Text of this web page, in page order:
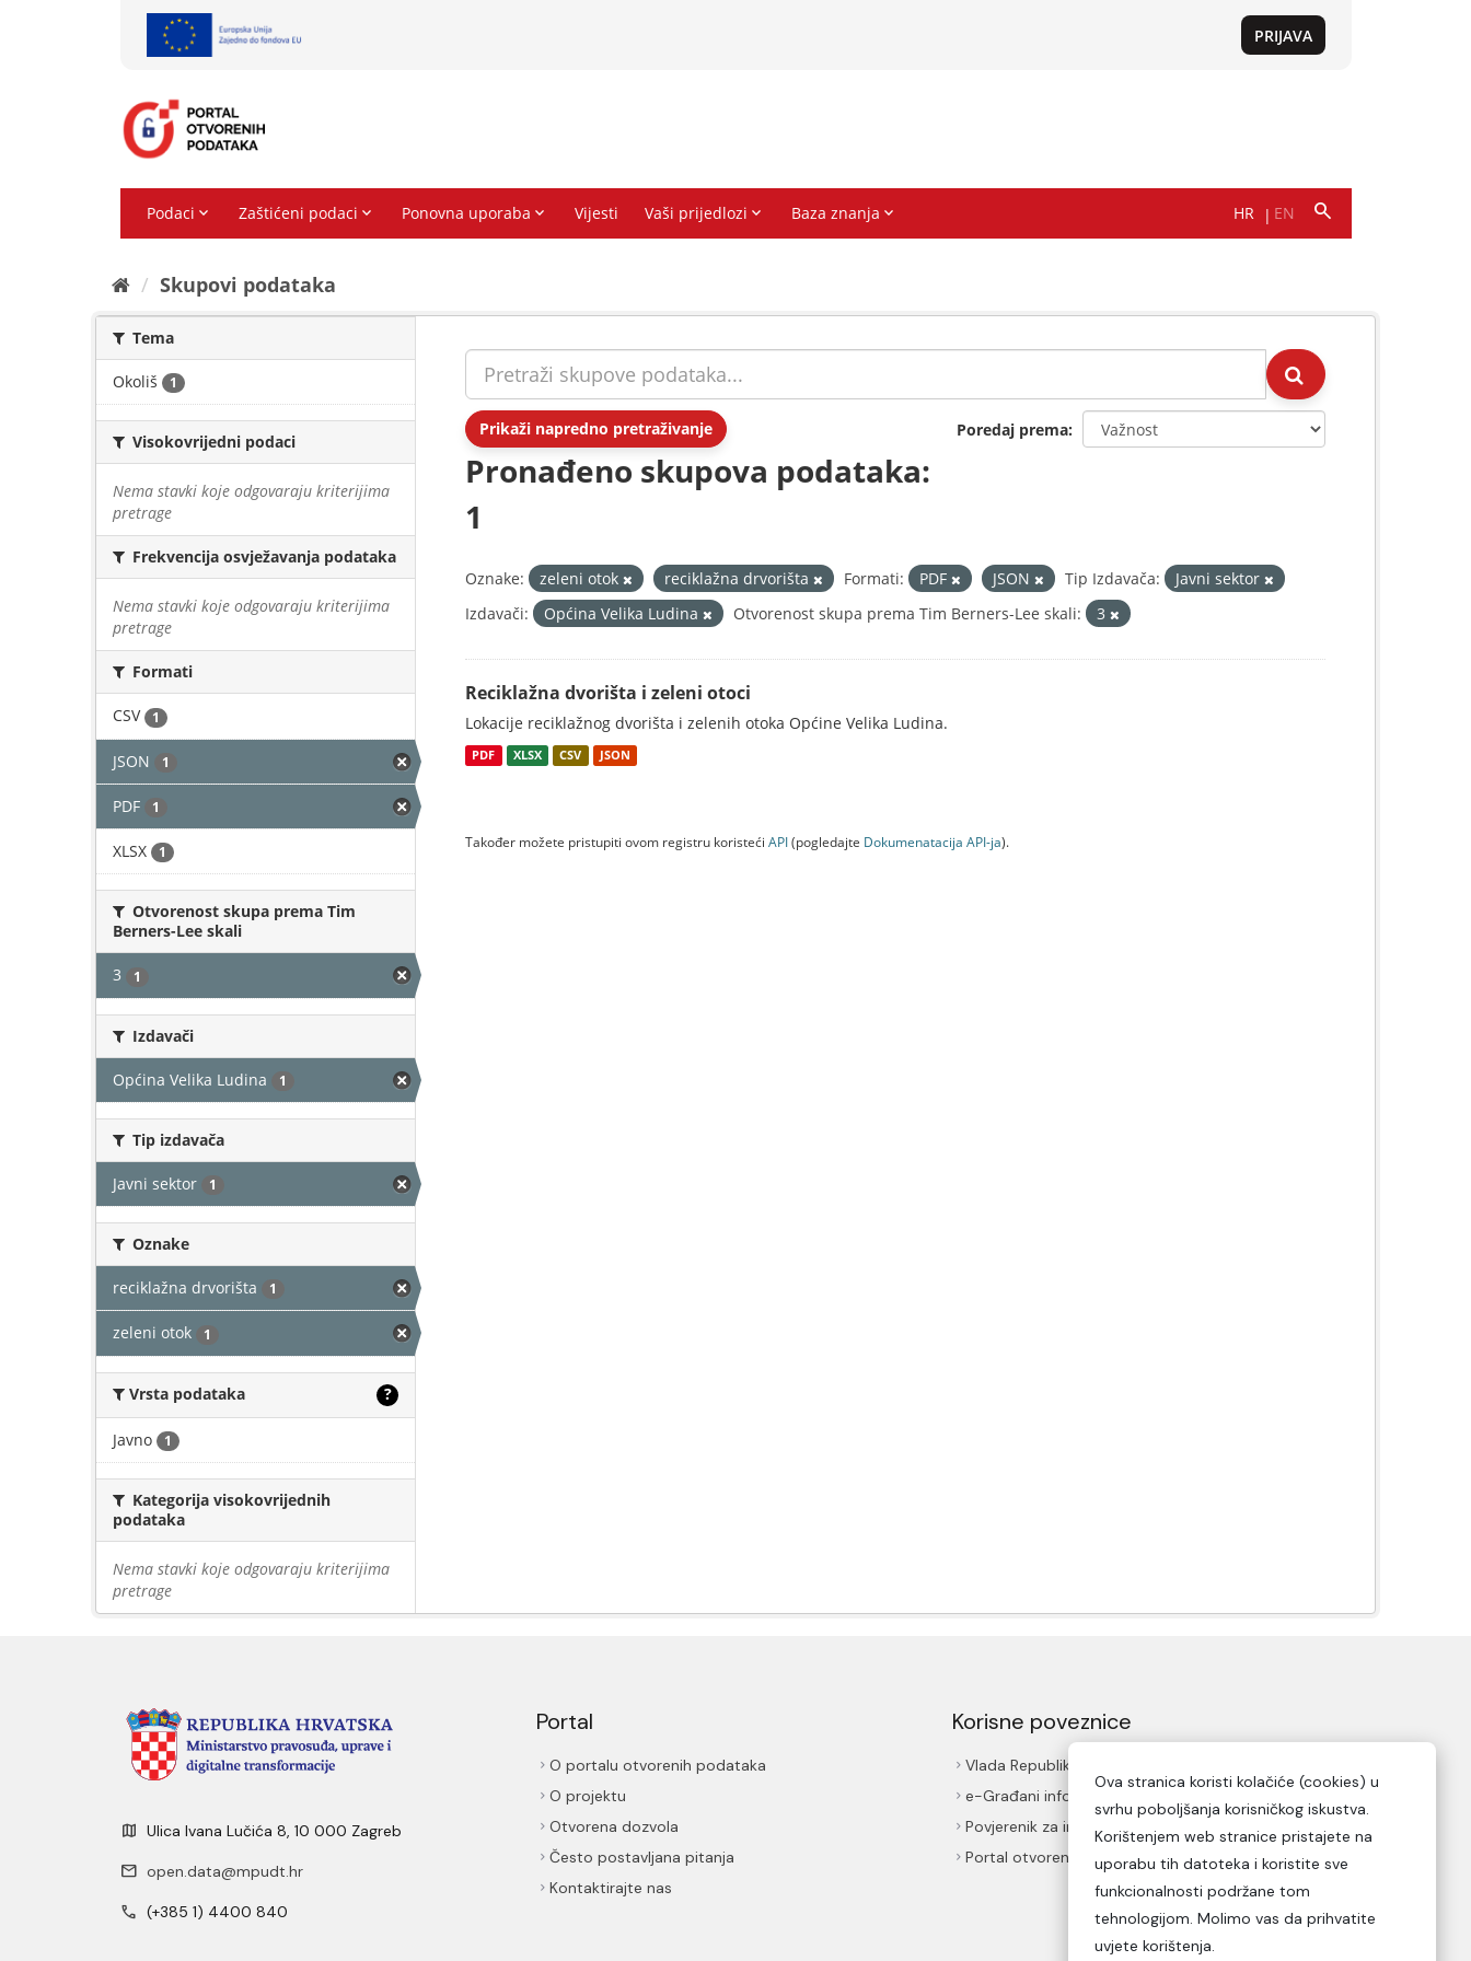
Skupovi podаtаkа
Tema
Okoliš 1
Visokovrijedni podaci
Nema stavki koje odgovaraju kriterijima
pretrage
Frekvencija osvježavanja podataka
Nema stavki koje odgovaraju kriterijima
pretrage
Formati
CSV 1
JSON 1
PDF 1
XLSX 1
Otvorenost skupa prema Tim
Berners-Lee skali
3 1
Izdavači
Općina Velika Ludina 1
Tip izdavača
Javni sektor 1
Oznake
reciklažna drvorišta 1
zeleni otok 1
Vrsta podataka ?
Javno 1
Kategorija visokovrijednih
podataka
Nema stavki koje odgovaraju kriterijima
pretrage
Prikaži napredno pretraživanje Poredaj prema
Pronađeno skupova podataka:
1
Oznake: zeleni otok reciklažna drvorišta Formati: PDF JSON Tip Izdavača:
Javni sektor
Izdavači:
Općina Velika Ludina Otvorenost skupa prema Tim Berners-Lee skali: 3
Reciklažna dvorišta i zeleni otoci
Lokacije reciklažnog dvorišta i zelenih otoka Općine Velika Ludina.
PDF XLSX CSV JSON
Također možete pristupiti ovom registru koristeći API(pogledajte Dokumenаtаcijа API-jа).